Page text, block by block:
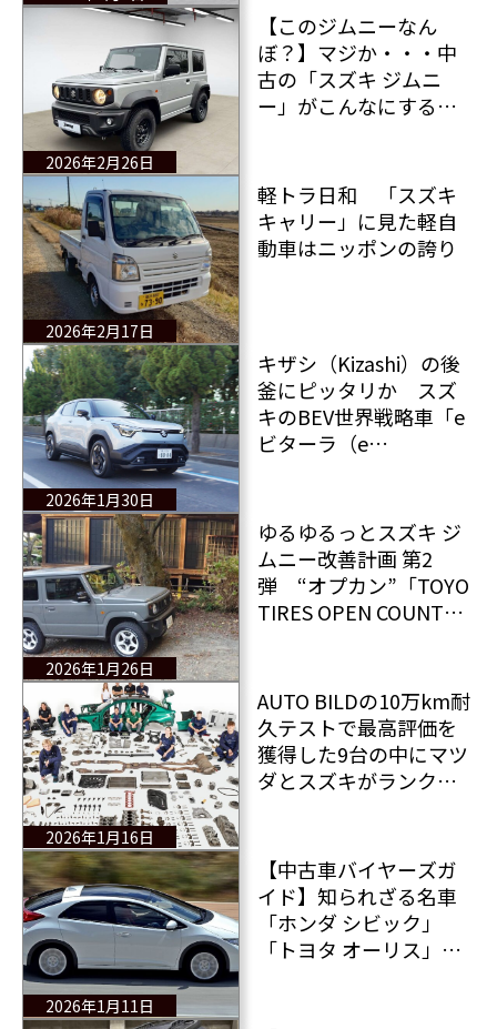
ク！
2026年2月26日
【このジムニーなん
ぼ？】マジか・・・中
古の「スズキ ジムニ
ー」がこんなにする
2026年2月17日
軽トラ日和 「スズキ
キャリー」に見た軽自
動車はニッポンの誇り
2026年1月30日
キザシ（Kizashi）の後
釜にピッタリか スズ
キのBEV世界戦略車「e
ビターラ（e
2026年1月26日
ゆるゆるっとスズキ ジ
ムニー改善計画 第2
弾 “オプカン”「TOYO
TIRES OPEN COUNTRY
2026年1月16日
AUTO BILDの10万km耐
久テストで最高評価を
獲得した9台の中にマツ
ダとスズキがランクイ
2026年1月11日
【中古車バイヤーズガ
イド】知られざる名車
「ホンダ シビック」
「トヨタ オーリス」